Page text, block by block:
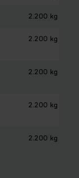
2.200 kg
2.200 kg
2.200 kg
2.200 kg
2.200 kg